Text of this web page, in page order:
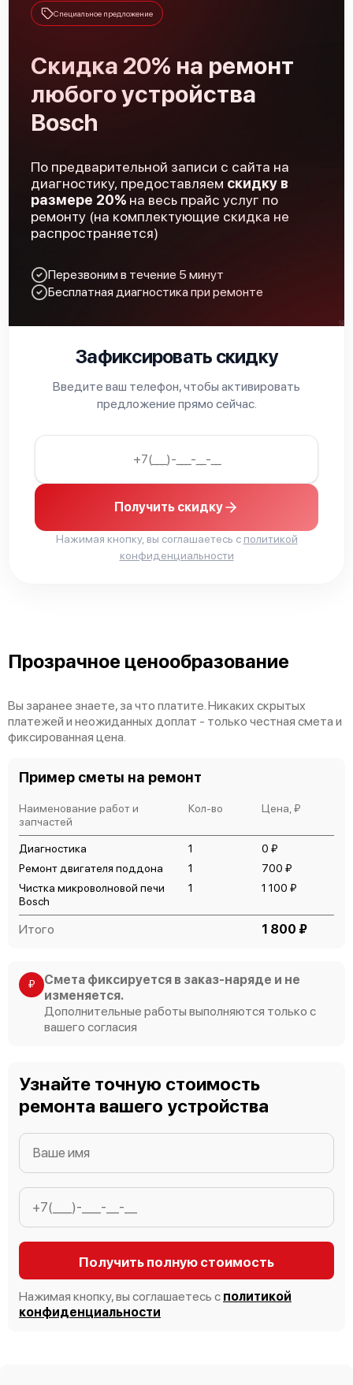
Bosch HMT85GL53
Bosch HMT8955
Bosch HMT7
Bosch HMT86660
Bosch HMT84G651
Bosch HMT845K
Bosch HMT8526EU
Bosch HME9751
Специальное предложение
Скидка 20% на ремонт
любого устройства
Bosch
По предварительной записи с сайта на
диагностику, предоставляем скидку в
размере 20% на весь прайс услуг по
ремонту (на комплектующие скидка не
распространяется)
Перезвоним в течение 5 минут
Бесплатная диагностика при ремонте
Зафиксировать скидку
Введите ваш телефон, чтобы активировать
предложение прямо сейчас.
Получить скидку
Нажимая кнопку, вы соглашаетесь с политикой
конфиденциальности
Прозрачное ценообразование
Вы заранее знаете, за что платите. Никаких скрытых
платежей и неожиданных доплат - только честная смета и
фиксированная цена.
Пример сметы на ремонт
Наименование работ и
запчастей
Кол-во Цена, ₽
Диагностика 1
0 ₽
Ремонт двигателя поддона
1
700 ₽
Чистка микроволновой печи
Bosch
1 1 100 ₽
Итого 1 800 ₽
₽
Смета фиксируется в заказ-наряде и не
изменяется.
Дополнительные работы выполняются только с
вашего согласия
Узнайте точную стоимость
ремонта вашего устройства
Получить полную стоимость
Нажимая кнопку, вы соглашаетесь с политикой
конфиденциальности